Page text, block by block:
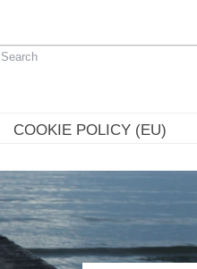
COOKIE POLICY (EU)